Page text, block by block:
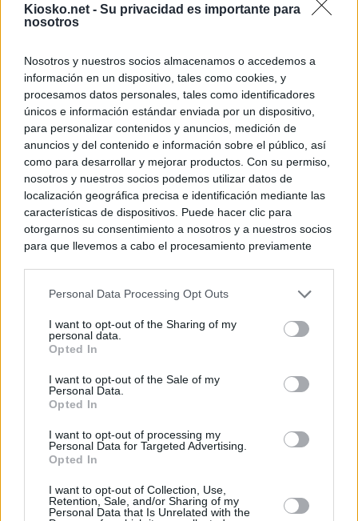
Kiosko.net - Su privacidad es importante para
nosotros
Nosotros y nuestros socios almacenamos o accedemos a
información en un dispositivo, tales como cookies, y
procesamos datos personales, tales como identificadores
únicos e información estándar enviada por un dispositivo,
para personalizar contenidos y anuncios, medición de
anuncios y del contenido e información sobre el público, así
como para desarrollar y mejorar productos. Con su permiso,
nosotros y nuestros socios podemos utilizar datos de
localización geográfica precisa e identificación mediante las
características de dispositivos. Puede hacer clic para
otorgarnos su consentimiento a nosotros y a nuestros socios
para que llevemos a cabo el procesamiento previamente
negar su consentimiento. Tenga en cuenta que algún
de su consentimiento, pero usted tiene el derecho de
rechazar tal procesamiento. Sus preferencias se aplicarán
cualquier momento entrando de nuevo en este sitio web o
visitando nuestra política de privacidad.
Personal Data Processing Opt Outs
I want to opt-out of the Sharing of my
personal data.
Opted In
I want to opt-out of the Sale of my
Personal Data.
Opted In
I want to opt-out of processing my
Personal Data for Targeted Advertising.
Opted In
I want to opt-out of Collection, Use,
Retention, Sale, and/or Sharing of my
Personal Data that Is Unrelated with the